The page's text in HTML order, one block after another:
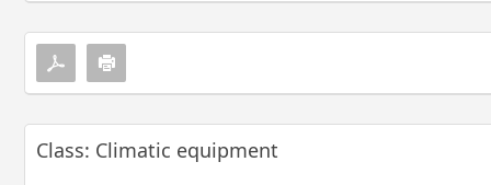
Class: Climatic equipment